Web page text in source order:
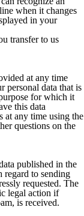
when it changes
in your
transfer to us
at any time
personal data that is
for which it
this data
at any time using the
questions on the
published in the
to sending
requested. The
legal action if
is received.